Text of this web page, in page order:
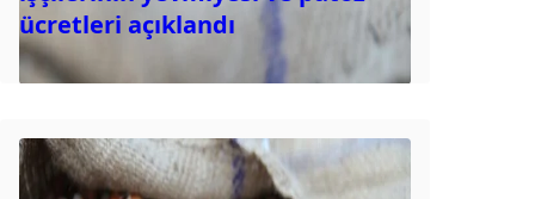
ücretleri açıklandı